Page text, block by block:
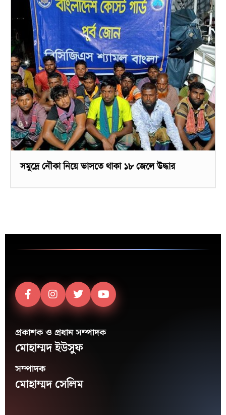
সমুদ্রে নৌকা নিয়ে ভাসতে থাকা ১৮ জেলে উদ্ধার
প্রকাশক ও প্রধান সম্পাদক
মোহাম্মদ ইউসুফ
সম্পাদক
মোহাম্মদ সেলিম